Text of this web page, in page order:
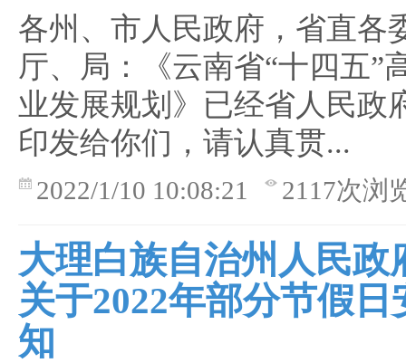
各州、市人民政府，省直各
厅、局：《云南省“十四五”
业发展规划》已经省人民政
印发给你们，请认真贯...
2022/1/10 10:08:21 2117次浏
大理白族自治州人民政
关于2022年部分节假日
知